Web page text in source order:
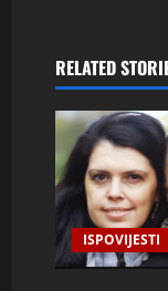
RELATED
ISPOVIJESTI